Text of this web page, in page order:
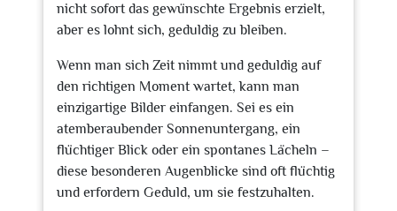
nicht sofort das gewünschte Ergebnis erzielt,
aber es lohnt sich, geduldig zu bleiben.
Wenn man sich Zeit nimmt und geduldig auf
den richtigen Moment wartet, kann man
einzigartige Bilder einfangen. Sei es ein
atemberaubender Sonnenuntergang, ein
flüchtiger Blick oder ein spontanes Lächeln –
diese besonderen Augenblicke sind oft flüchtig
und erfordern Geduld, um sie festzuhalten.